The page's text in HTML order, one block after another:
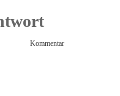
Kommentar